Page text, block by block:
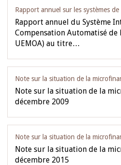
Rapport annuel sur les systèmes
Rapport annuel du Système
Compensation Automatisé de
UEMOA) au titre…
Note sur la situation de la
Note sur la situation de la
décembre 2009
Note sur la situation de la
Note sur la situation de la
décembre 2015